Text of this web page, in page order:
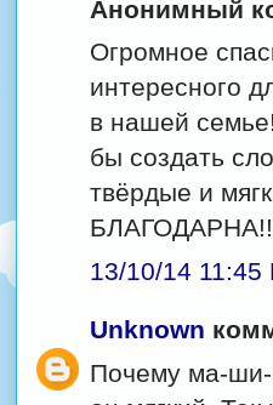
Анонимный
Огромное
интересного
в нашей
бы создать
твёрдые и
13/10/14 11:45
Unknown
Почему ма-ши-